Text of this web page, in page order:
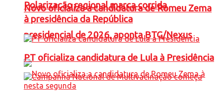
Polarização regional marca corrida
presidencial de 2026, aponta BTG/Nexus
Novo oficializa a candidatura de Romeu Zema
à presidência da República
PT oficializa candidatura de Lula à Presidência